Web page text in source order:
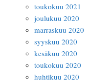
toukokuu 2021
joulukuu 2020
marraskuu 2020
syyskuu 2020
kesäkuu 2020
toukokuu 2020
huhtikuu 2020